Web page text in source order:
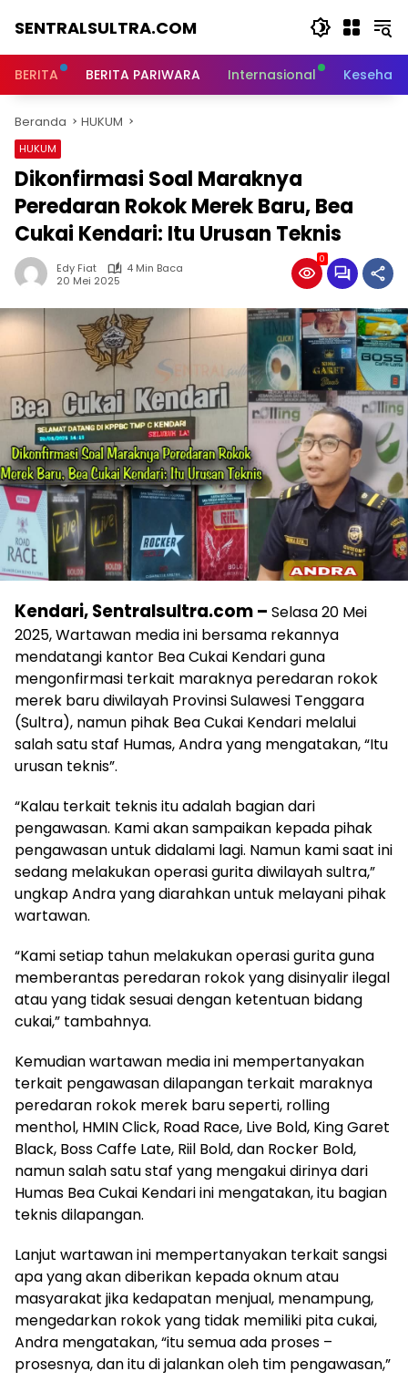
SENTRALSULTRA.COM
BERITA BERITA PARIWARA Internasional
Beranda HUKUM
HUKUM
Dikonfirmasi Soal Maraknya
Peredaran Rokok Merek Baru, Bea
Cukai Kendari: Itu Urusan Teknis
Edy Fiat
4 Min Baca
20 Mei 2025
0
Kendari, Sentralsultra.com – Selasa 20 Mei
2025, Wartawan media ini bersama rekannya
mendatangi kantor Bea Cukai Kendari guna
mengonfirmasi terkait maraknya peredaran rokok
merek baru diwilayah Provinsi Sulawesi Tenggara
(Sultra), namun pihak Bea Cukai Kendari melalui
salah satu staf Humas, Andra yang mengatakan, “Itu
urusan teknis”.
“Kalau terkait teknis itu adalah bagian dari
pengawasan. Kami akan sampaikan kepada pihak
pengawasan untuk didalami lagi. Namun kami saat ini
sedang melakukan operasi gurita diwilayah sultra,”
ungkap Andra yang diarahkan untuk melayani pihak
wartawan.
“Kami setiap tahun melakukan operasi gurita guna
memberantas peredaran rokok yang disinyalir ilegal
atau yang tidak sesuai dengan ketentuan bidang
cukai,” tambahnya.
Kemudian wartawan media ini mempertanyakan
terkait pengawasan dilapangan terkait maraknya
peredaran rokok merek baru seperti, rolling
menthol, HMIN Click, Road Race, Live Bold, King Garet
Black, Boss Caffe Late, Riil Bold, dan Rocker Bold,
namun salah satu staf yang mengakui dirinya dari
Humas Bea Cukai Kendari ini mengatakan, itu bagian
teknis dilapangan.
Lanjut wartawan ini mempertanyakan terkait sangsi
apa yang akan diberikan kepada oknum atau
masyarakat jika kedapatan menjual, menampung,
mengedarkan rokok yang tidak memiliki pita cukai,
Andra mengatakan, “itu semua ada proses –
prosesnya, dan itu di jalankan oleh tim pengawasan,”